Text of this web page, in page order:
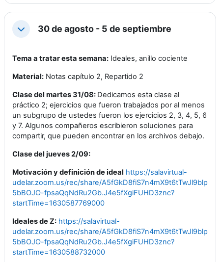
Colapsar30 de agosto - 5 de septiembre
Tema a tratar esta semana: Ideales, anillo cociente
Material: Notas capítulo 2, Repartido 2
Clase del martes 31/08: Dedicamos esta clase al
práctico 2; ejercicios que fueron trabajados por al menos
un subgrupo de ustedes fueron los ejercicios 2, 3, 4, 5, 6
y 7. Algunos compañeros escribieron soluciones para
compartir, que pueden encontrar en los archivos debajo.
Clase del jueves 2/09:
Motivación y definición de ideal https://salavirtual-
udelar.zoom.us/rec/share/
5bBOJO-fpsaQqNdRu2Gb.J4e5fXgiFUHD3znc?
startTime=1630587769000
Ideales de Z: https://salavirtual-
udelar.zoom.us/rec/share/
5bBOJO-fpsaQqNdRu2Gb.J4e5fXgiFUHD3znc?
startTime=1630588732000